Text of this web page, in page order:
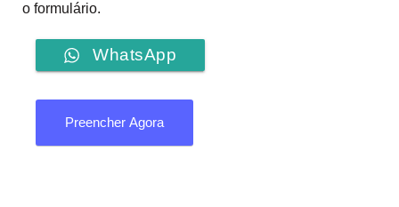
o formulário.
WhatsApp
Preencher Agora